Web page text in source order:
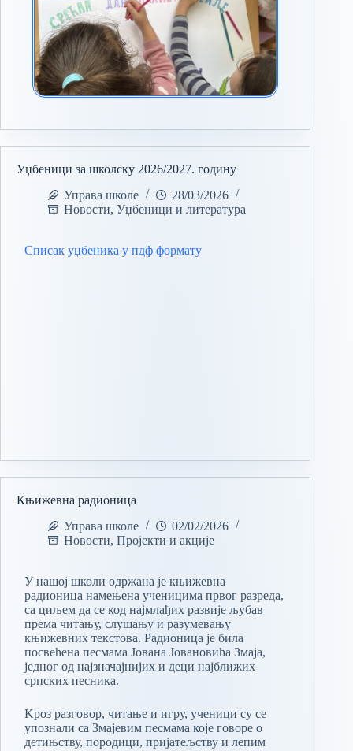
Уџбеници за школску 2026/2027. годину
Управа школе
28/03/2026
Новости, Уџбеници и литература
Списак уџбеника у пдф формату
Књижевна радионица
Управа школе
02/02/2026
Новости, Пројекти и акције
У нашој школи одржана је књижевна
радионица намењена ученицима првог разреда,
са циљем да се код најмлађих развије љубав
према читању, слушању и разумевању
књижевних текстова. Радионица је била
посвећена песмама Јована Јовановића Змаја,
једног од најзначајнијих и деци најближих
српских песника.
Kроз разговор, читање и игру, ученици су се
упознали са Змајевим песмама које говоре о
детињству, породици, пријатељству и лепим